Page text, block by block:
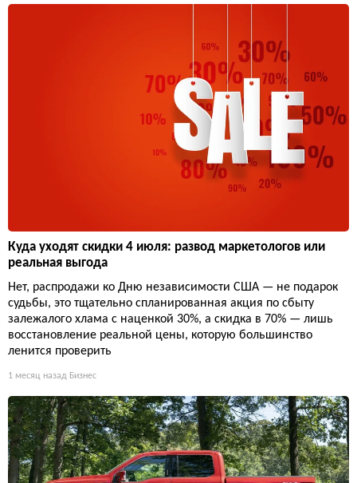
Куда уходят скидки 4 июля: развод маркетологов или
реальная выгода
Нет, распродажи ко Дню независимости США — не подарок
судьбы, это тщательно спланированная акция по сбыту
залежалого хлама с наценкой 30%, а скидка в 70% — лишь
восстановление реальной цены, которую большинство
ленится проверить
1 месяц назад Бизнес